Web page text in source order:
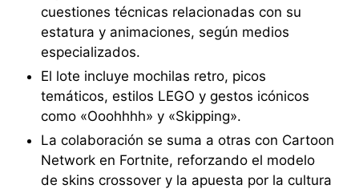
cuestiones técnicas relacionadas con su
estatura y animaciones, según medios
especializados.
El lote incluye mochilas retro, picos
temáticos, estilos LEGO y gestos icónicos
como «Ooohhhh» y «Skipping».
La colaboración se suma a otras con Cartoon
Network en Fortnite, reforzando el modelo
de skins crossover y la apuesta por la cultura